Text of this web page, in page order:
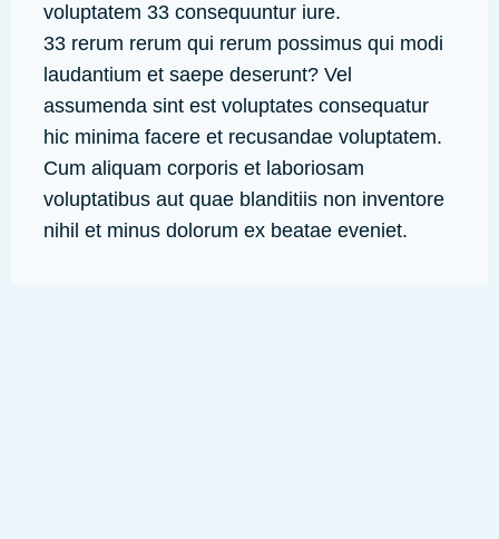
voluptatem 33 consequuntur iure.
33 rerum rerum qui rerum possimus qui modi
laudantium et saepe deserunt? Vel
assumenda sint est voluptates consequatur
hic minima facere et recusandae voluptatem.
Cum aliquam corporis et laboriosam
voluptatibus aut quae blanditiis non inventore
nihil et minus dolorum ex beatae eveniet.